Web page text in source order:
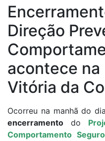
Seguro
unidade
Direção
acontece
Vitória da
Ocorreu na manhã do
encerramento do
Comportamento Seguro